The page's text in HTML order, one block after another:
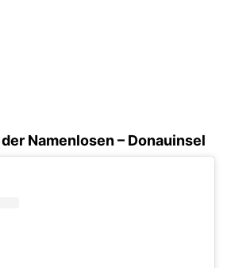
Namenlosen – Donauinsel